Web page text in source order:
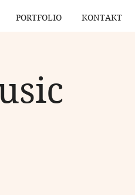
PORTFOLIO KONTAKT